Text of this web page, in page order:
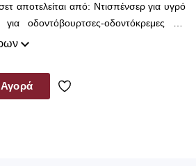
αποτελείται από: Ντισπένσερ για υγρό
οδοντόβουρτσες-οδοντόκρεμες και
είναι Καφέ με μαύρες λεπτομέρειες.
την αντλία από το επάνω μέρος του
Αγορά